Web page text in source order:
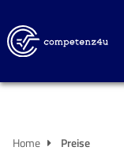
Home Preise